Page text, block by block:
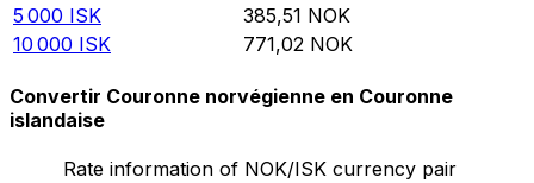
5 000 ISK 385,51 NOK
10 000 ISK 771,02 NOK
Convertir Couronne norvégienne en Couronne
islandaise
Rate information of NOK/ISK currency pair